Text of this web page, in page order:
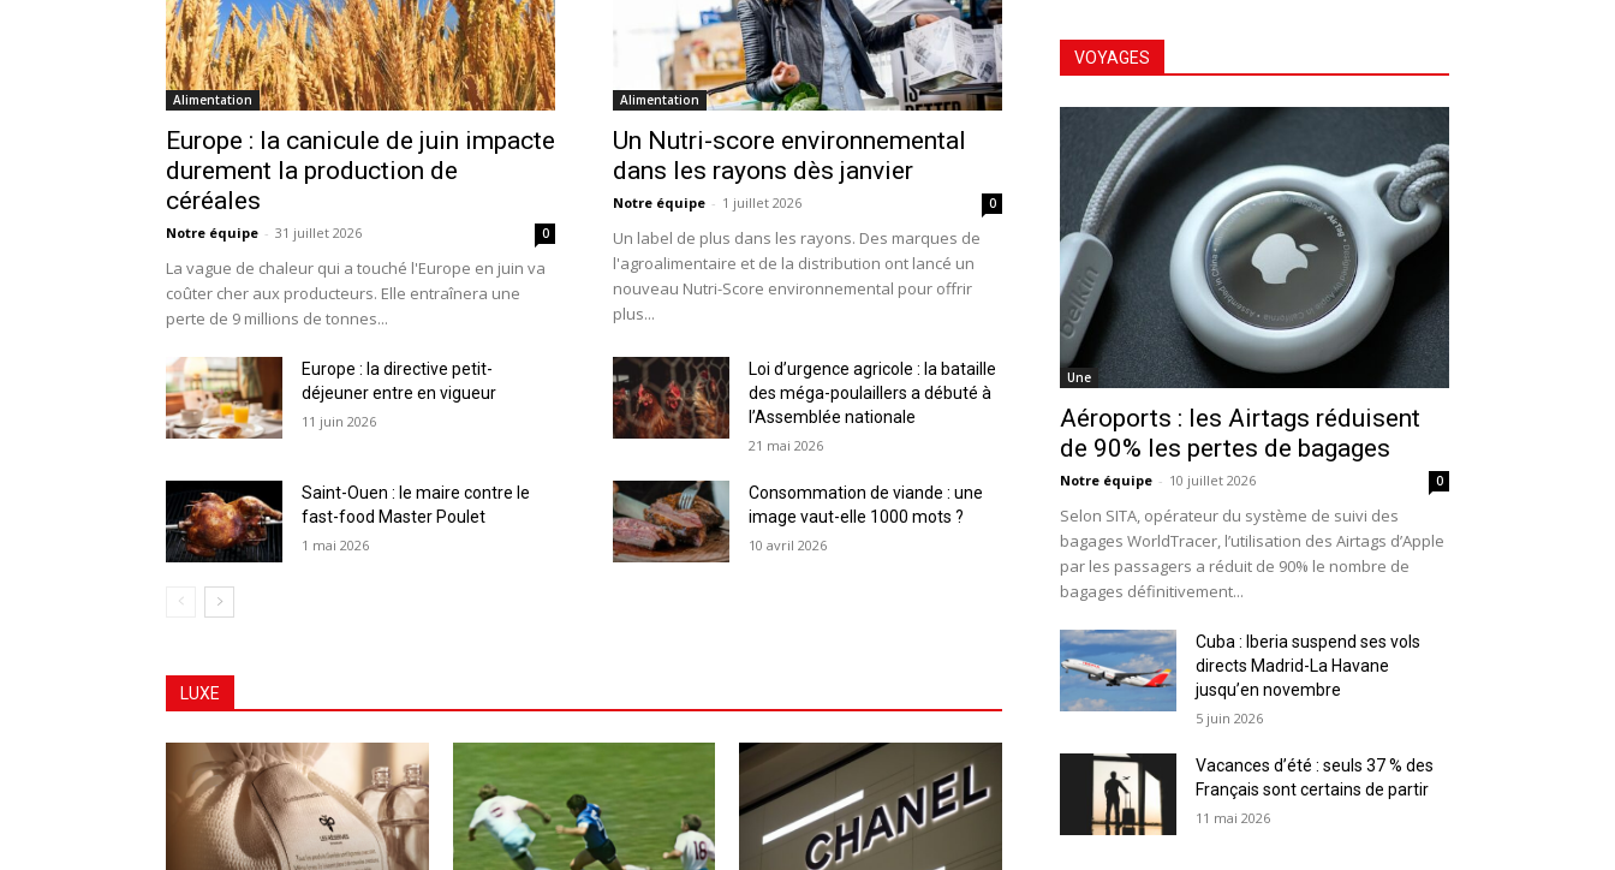
Alimentation
Europe : la canicule de juin impacte
durement la production de
céréales
Notre équipe - 31 juillet 2026 0
La vague de chaleur qui a touché l'Europe en juin va
coûter cher aux producteurs. Elle entraînera une
perte de 9 millions de tonnes...
Alimentation
Un Nutri-score environnemental
dans les rayons dès janvier
Notre équipe - 1 juillet 2026 0
Un label de plus dans les rayons. Des marques de
l'agroalimentaire et de la distribution ont lancé un
nouveau Nutri-Score environnemental pour offrir
plus...
Europe : la directive petit-
déjeuner entre en vigueur
11 juin 2026
Loi d’urgence agricole : la bataille
des méga-poulaillers a débuté à
l’Assemblée nationale
21 mai 2026
Saint-Ouen : le maire contre le
fast-food Master Poulet
1 mai 2026
Consommation de viande : une
image vaut-elle 1000 mots ?
10 avril 2026
LUXE
VOYAGES
Une
Aéroports : les Airtags réduisent
de 90% les pertes de bagages
Notre équipe - 10 juillet 2026 0
Selon SITA, opérateur du système de suivi des
bagages WorldTracer, l’utilisation des Airtags d’Apple
par les passagers a réduit de 90% le nombre de
bagages définitivement...
Cuba : Iberia suspend ses vols
directs Madrid-La Havane
jusqu’en novembre
5 juin 2026
Vacances d’été : seuls 37 % des
Français sont certains de partir
11 mai 2026